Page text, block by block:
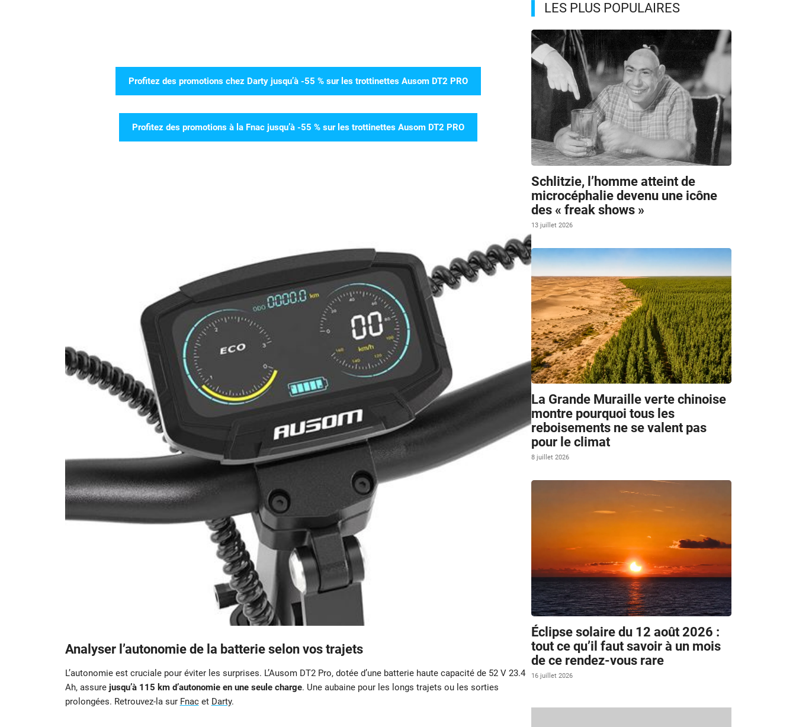
Profitez des promotions chez Darty jusqu’à -55 % sur les trottinettes Ausom DT2 PRO
Profitez des promotions à la Fnac jusqu’à -55 % sur les trottinettes Ausom DT2 PRO
Analyser l’autonomie de la batterie selon vos trajets
L’autonomie est cruciale pour éviter les surprises. L’Ausom DT2 Pro, dotée d’une batterie haute capacité de 52 V 23.4
Ah, assure jusqu’à 115 km d’autonomie en une seule charge. Une aubaine pour les longs trajets ou les sorties
prolongées. Retrouvez-la sur Fnacet Darty.
LES PLUS POPULAIRES
Schlitzie, l’homme atteint de
microcéphalie devenu une icône
des « freak shows »
13 juillet 2026
La Grande Muraille verte chinoise
montre pourquoi tous les
reboisements ne se valent pas
pour le climat
8 juillet 2026
Éclipse solaire du 12 août 2026 :
tout ce qu’il faut savoir à un mois
de ce rendez-vous rare
16 juillet 2026